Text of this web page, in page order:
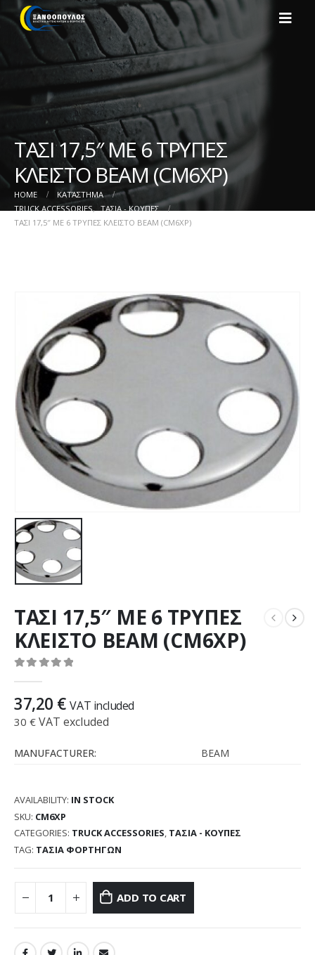
ΤΑΣΙ 17,5″ ΜΕ 6 ΤΡΥΠΕΣ
ΚΛΕΙΣΤΟ BEAM (CM6XP)
HOME
ΚΑΤΆΣΤΗΜΑ
TRUCK ACCESSORIES, ΤΑΣΙΑ - ΚΟΥΠΕΣ
ΤΑΣΙ 17,5″ ΜΕ 6 ΤΡΥΠΕΣ ΚΛΕΙΣΤΟ BEAM (CM6XP)
ΤΑΣΙ 17,5″ ΜΕ 6 ΤΡΥΠΕΣ
ΚΛΕΙΣΤΟ BEAM (CM6XP)
37,20 € VAT included
30 € VAT excluded
MANUFACTURER: BEAM
AVAILABILITY: IN STOCK
SKU: CM6XP
CATEGORIES: TRUCK ACCESSORIES, ΤΑΣΙΑ - ΚΟΥΠΕΣ
TAG: ΤΑΣΙΑ ΦΟΡΤΗΓΩΝ
ADD TO CART